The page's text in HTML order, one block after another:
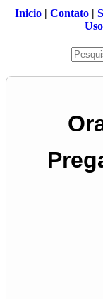
Inicio| Contato|
Uso